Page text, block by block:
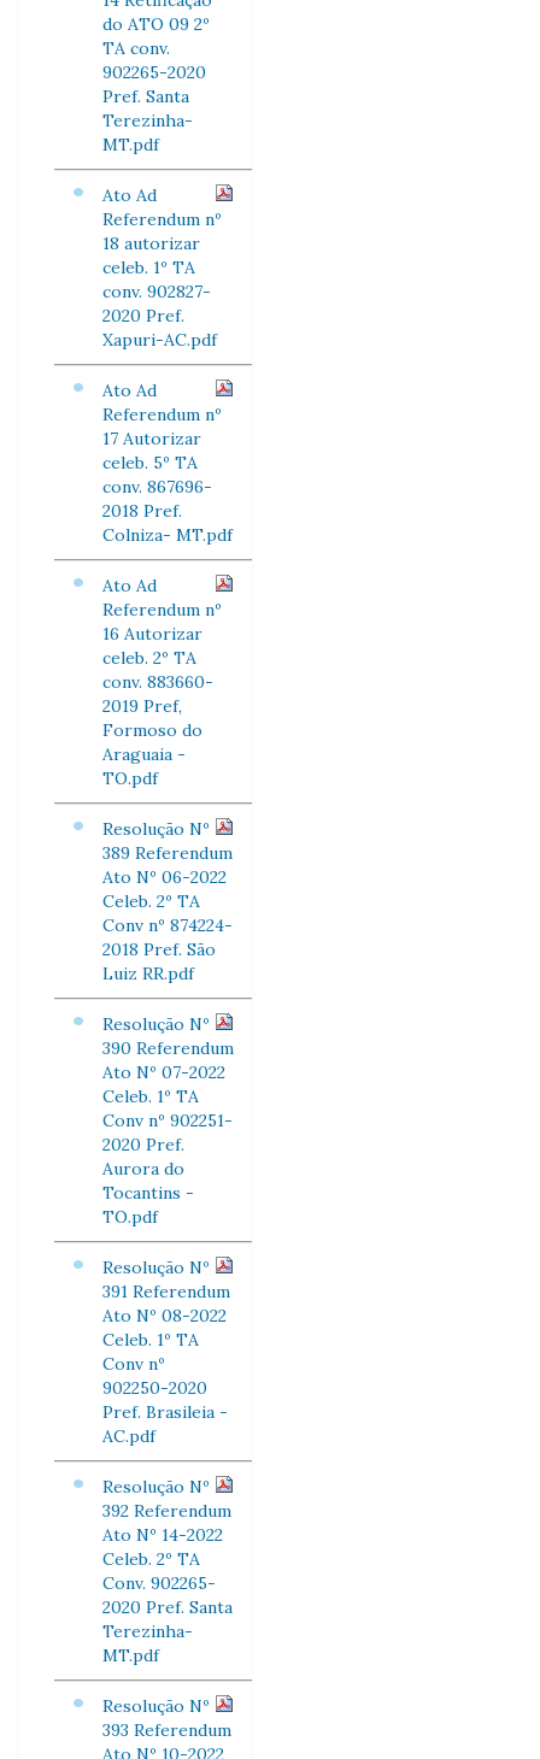
do ATO 09 2º
TA conv.
902265-2020
Pref. Santa
Terezinha-
MT.pdf
Ato Ad
Referendum nº
18 autorizar
celeb. 1º TA
conv. 902827-
2020 Pref.
Xapuri-AC.pdf
Ato Ad
Referendum nº
17 Autorizar
celeb. 5º TA
conv. 867696-
2018 Pref.
Colniza- MT.pdf
Ato Ad
Referendum nº
16 Autorizar
celeb. 2º TA
conv. 883660-
2019 Pref,
Formoso do
Araguaia -
TO.pdf
Resolução Nº
389 Referendum
Ato Nº 06-2022
Celeb. 2º TA
Conv nº 874224-
2018 Pref. São
Luiz RR.pdf
Resolução Nº
390 Referendum
Ato Nº 07-2022
Celeb. 1º TA
Conv nº 902251-
2020 Pref.
Aurora do
Tocantins -
TO.pdf
Resolução Nº
391 Referendum
Ato Nº 08-2022
Celeb. 1º TA
Conv nº
902250-2020
Pref. Brasileia -
AC.pdf
Resolução Nº
392 Referendum
Ato Nº 14-2022
Celeb. 2º TA
Conv. 902265-
2020 Pref. Santa
Terezinha-
MT.pdf
Resolução Nº
393 Referendum
Ato Nº 10-2022